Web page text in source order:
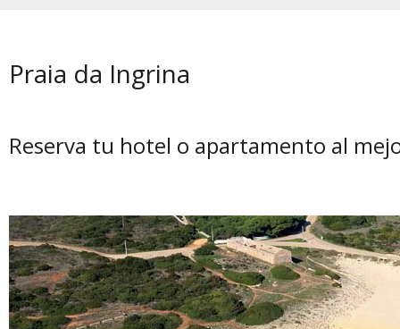
Praia da Ingrina
Reserva tu hotel o apartamento al